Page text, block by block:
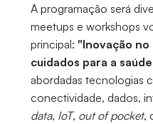
A programação será
meetups e workshops
principal: "Inovação no
cuidados para a
abordadas tecnologias
conectividade, dados,
data, IoT, out of pocket,